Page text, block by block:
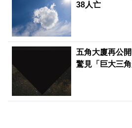
38人亡
五角大廈再公
驚見「巨大三角